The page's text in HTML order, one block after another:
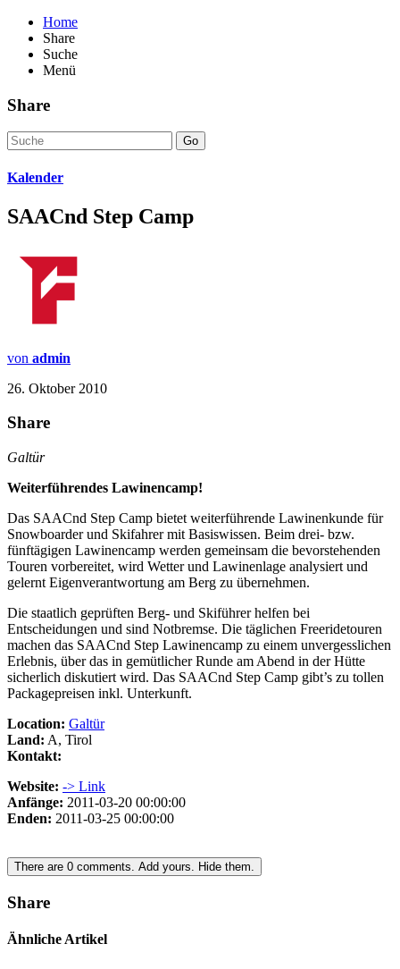
Home
Share
Suche
Menü
Share
Go
Kalender
SAACnd Step Camp
von admin
26. Oktober 2010
Share
Galtür
Weiterführendes Lawinencamp!
Das SAACnd Step Camp bietet weiterführende Lawinenkunde für
Snowboarder und Skifahrer mit Basiswissen. Beim drei- bzw.
fünftägigen Lawinencamp werden gemeinsam die bevorstehenden
Touren vorbereitet, wird Wetter und Lawinenlage analysiert und
gelernt Eigenverantwortung am Berg zu übernehmen.
Die staatlich geprüften Berg- und Skiführer helfen bei
Entscheidungen und sind Notbremse. Die täglichen Freeridetouren
machen das SAACnd Step Lawinencamp zu einem unvergesslichen
Erlebnis, über das in gemütlicher Runde am Abend in der Hütte
sicherlich diskutiert wird. Das SAACnd Step Camp gibt’s zu tollen
Packagepreisen inkl. Unterkunft.
Location: Galtür
Land: A, Tirol
Kontakt:
Website: -> Link
Anfänge: 2011-03-20 00:00:00
Enden: 2011-03-25 00:00:00
There are 0 comments. Add yours. Hide them.
Share
Ähnliche Artikel